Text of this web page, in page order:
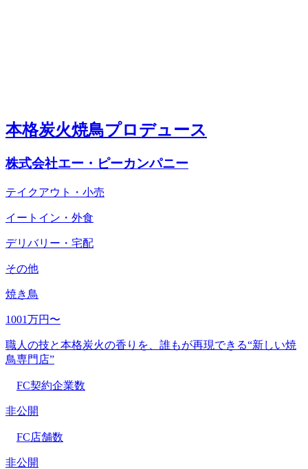
本格炭火焼鳥プロデュース
株式会社エー・ピーカンパニー
テイクアウト・小売
イートイン・外食
デリバリー・宅配
その他
焼き鳥
1001万円〜
職人の技と本格炭火の香りを、誰もが再現できる“新しい焼
鳥専門店”
FC契約企業数
非公開
FC店舗数
非公開